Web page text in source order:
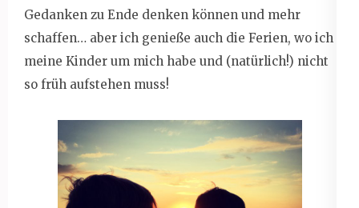
Gedanken zu Ende denken können und mehr
schaffen… aber ich genieße auch die Ferien, wo ich
meine Kinder um mich habe und (natürlich!) nicht
so früh aufstehen muss!